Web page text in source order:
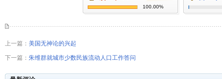
100.00%
上一篇： 美国无神论的兴起
下一篇： 朱维群就城市少数民族流动人口工作答问